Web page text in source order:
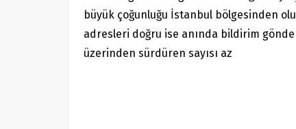
büyük çoğunluğu İstanbul bölgesinden
adresleri doğru ise anında bildirim
üzerinden sürdüren sayısı az